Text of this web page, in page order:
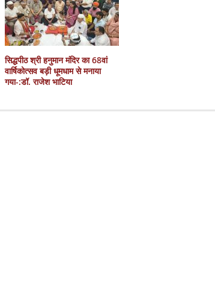
सिद्धपीठ श्री हनुमान मंदिर का 68वां
वार्षिकोत्सव बड़ी धूमधाम से मनाया
गया-:डॉ. राजेश भाटिया